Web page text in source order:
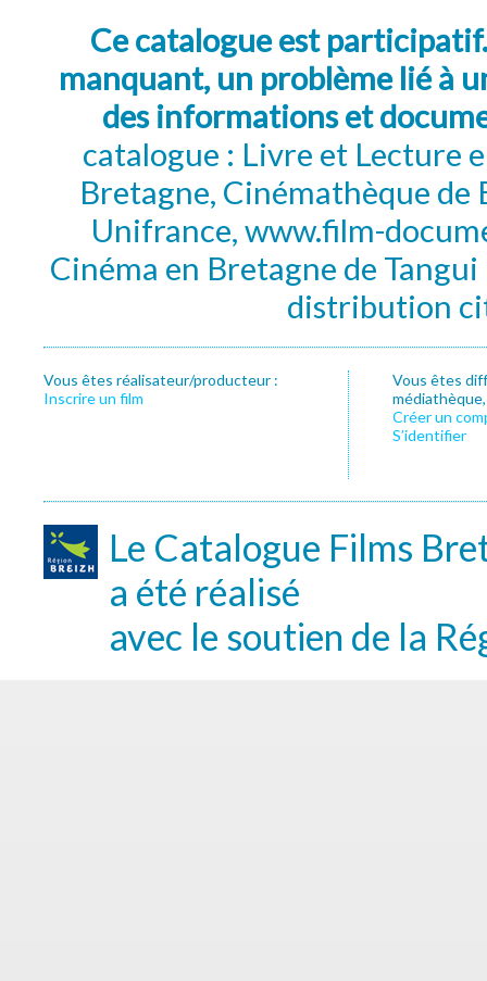
Ce catalogue est
manquant, un problème lié à
des informations et
catalogue : Livre et Lecture
Bretagne, Cinémathèque de
Unifrance, www.film-
Cinéma en Bretagne de
distribution
Vous êtes réalisateur/producteur :
Inscrire un film
Vous êtes
Créer un
S’identifier
Le Catalogue Films
a été réalisé
avec le soutien de la